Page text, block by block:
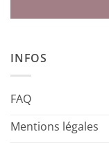
INFOS
FAQ
Mentions légales